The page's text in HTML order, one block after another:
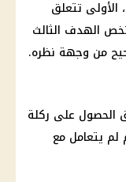
الأولى تتعلق
الهدف الثالث
من وجهة نظره.
الحصول على ركلة
لم يتعامل مع